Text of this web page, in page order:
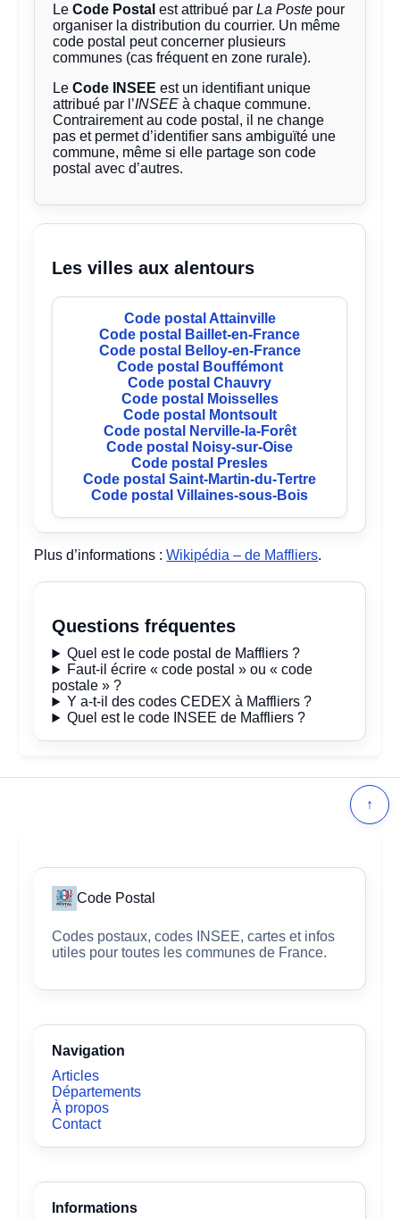
LeCode Postal est attribué parLa Poste pour
organiser la distribution du courrier. Un même
code postal peut concerner plusieurs
communes (cas fréquent en zone rurale).
LeCode INSEE est un identifiant unique
attribué par l’INSEE à chaque commune.
Contrairement au code postal, il ne change
pas et permet d’identifier sans ambiguïté une
commune, même si elle partage son code
postal avec d’autres.
Les villes aux alentours
Code postal Attainville
Code postal Baillet-en-France
Code postal Belloy-en-France
Code postal Bouffémont
Code postal Chauvry
Code postal Moisselles
Code postal Montsoult
Code postal Nerville-la-Forêt
Code postal Noisy-sur-Oise
Code postal Presles
Code postal Saint-Martin-du-Tertre
Code postal Villaines-sous-Bois
Plus d’informations :Wikipédia – de Maffliers.
Questions fréquentes
Quel est le code postal de Maffliers ?
Faut-il écrire « code postal » ou « code
postale » ?
Y a-t-il des codes CEDEX à Maffliers ?
Quel est le code INSEE de Maffliers ?
↑
Code Postal
Codes postaux, codes INSEE, cartes et infos
utiles pour toutes les communes de France.
Navigation
Articles
Départements
À propos
Contact
Informations